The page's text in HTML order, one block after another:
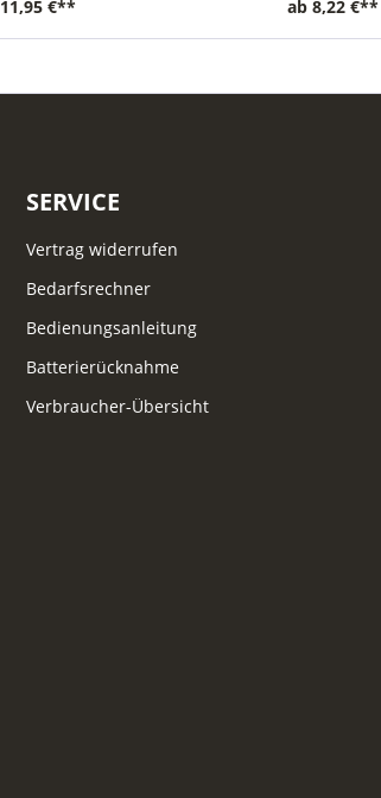
11,95 €** ab 8,22 €**
SERVICE
Vertrag widerrufen
Bedarfsrechner
Bedienungsanleitung
Batterierücknahme
Verbraucher-Übersicht